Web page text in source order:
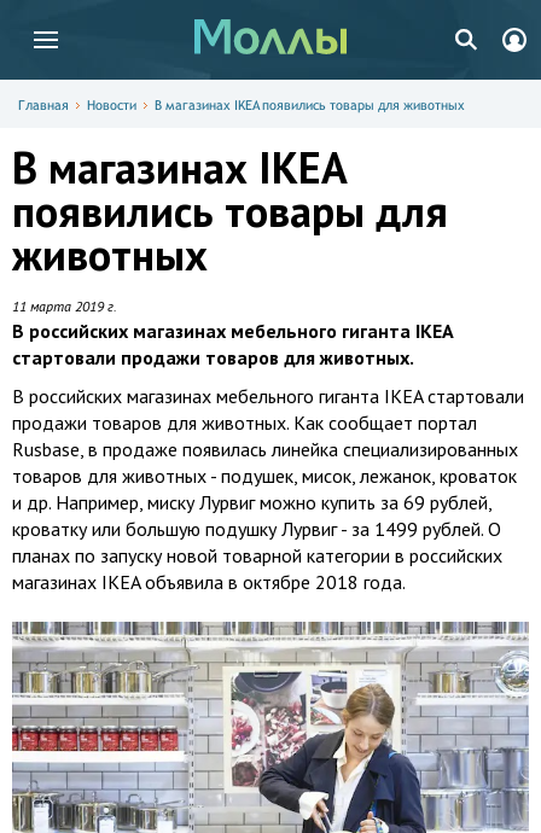
Главная Новости В магазинах IKEA появились товары для животных
В магазинах IKEA
появились товары для
животных
11 марта 2019 г.
В российских магазинах мебельного гиганта IKEA
стартовали продажи товаров для животных.
В российских магазинах мебельного гиганта IKEA стартовали
продажи товаров для животных. Как сообщает портал
Rusbase, в продаже появилась линейка специализированных
товаров для животных - подушек, мисок, лежанок, кроваток
и др. Например, миску Лурвиг можно купить за 69 рублей,
кроватку или большую подушку Лурвиг - за 1499 рублей. О
планах по запуску новой товарной категории в российских
магазинах IKEA объявила в октябре 2018 года.